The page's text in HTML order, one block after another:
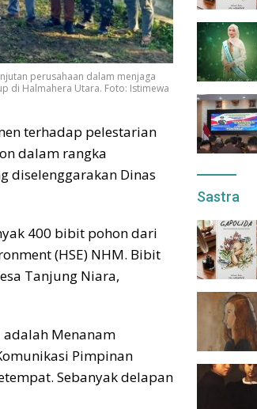
perusahaan dalam menjaga
di Halmahera Utara. Foto: Istimewa
terhadap pelestarian
dalam rangka
diselenggarakan Dinas
400 bibit pohon dari
(HSE) NHM. Bibit
Tanjung Niara,
adalah Menanam
Pimpinan
Sebanyak delapan
Sastra